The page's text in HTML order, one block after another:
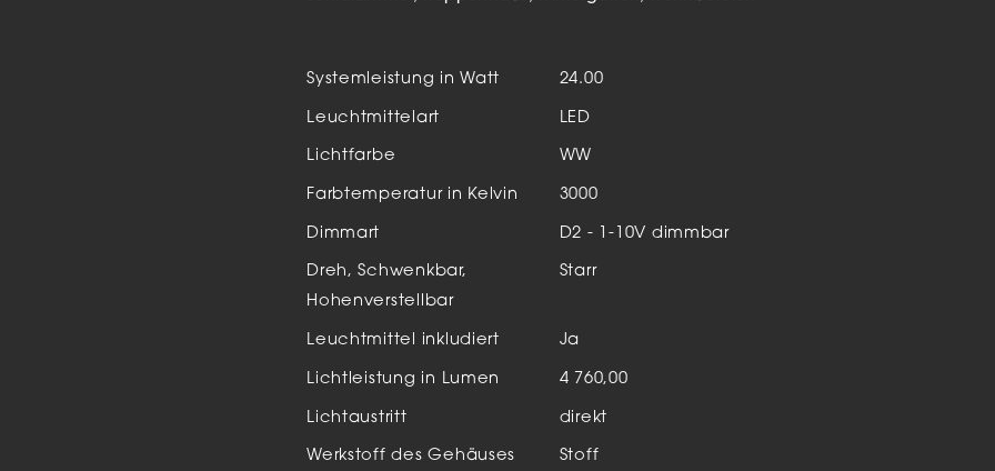
Schienensysteme
Einbauleuchten
Systemleistung in Watt 24.00
Leuchtmittelart LED
Lichtfarbe WW
Farbtemperatur in Kelvin 3000
Dimmart D2 - 1-10V dimmbar
Dreh, Schwenkbar,
Hohenverstellbar
Starr
Leuchtmittel inkludiert Ja
Lichtleistung in Lumen 4 760,00
Lichtaustritt direkt
Werkstoff des Gehäuses Stoff